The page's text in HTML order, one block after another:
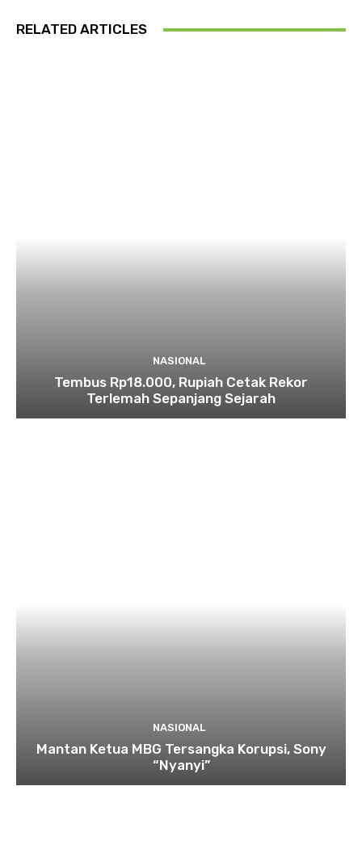
RELATED ARTICLES
NASIONAL
Tembus Rp18.000, Rupiah Cetak Rekor
Terlemah Sepanjang Sejarah
NASIONAL
Mantan Ketua MBG Tersangka Korupsi, Sony
“Nyanyi”